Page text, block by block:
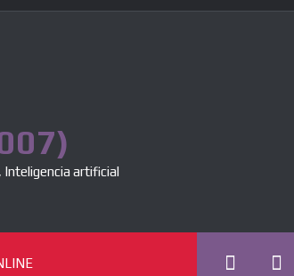
Inteligencia artificial